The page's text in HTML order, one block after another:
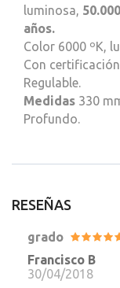
luminosa,
años.
Color 6000 ºK,
Con
Regulable.
Medidas 330
Profundo.
RESEÑAS
grado
Francisco B
30/04/2018